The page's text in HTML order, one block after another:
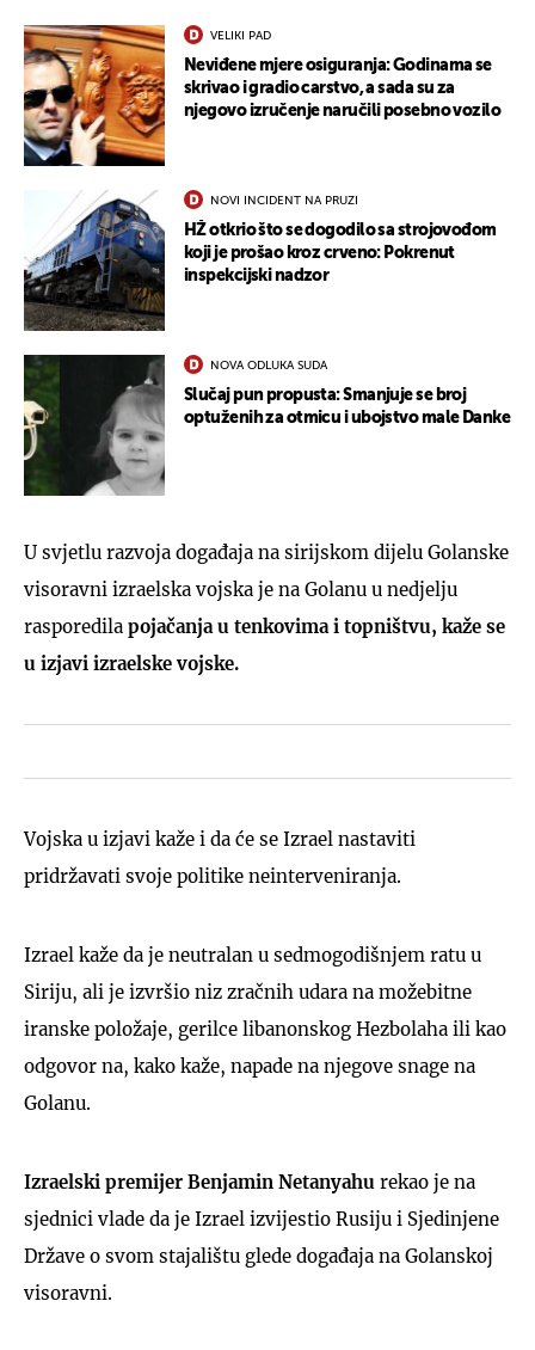
VELIKI PAD
Neviđene mjere osiguranja: Godinama se
skrivao i gradio carstvo, a sada su za
njegovo izručenje naručili posebno vozilo
NOVI INCIDENT NA PRUZI
HŽ otkrio što se dogodilo sa strojovođom
koji je prošao kroz crveno: Pokrenut
inspekcijski nadzor
NOVA ODLUKA SUDA
Slučaj pun propusta: Smanjuje se broj
optuženih za otmicu i ubojstvo male Danke
U svjetlu razvoja događaja na sirijskom dijelu Golanske
visoravni izraelska vojska je na Golanu u nedjelju
rasporedila pojačanja u tenkovima i topništvu, kaže se
u izjavi izraelske vojske.
Vojska u izjavi kaže i da će se Izrael nastaviti
pridržavati svoje politike neinterveniranja.
Izrael kaže da je neutralan u sedmogodišnjem ratu u
Siriju, ali je izvršio niz zračnih udara na možebitne
iranske položaje, gerilce libanonskog Hezbolaha ili kao
odgovor na, kako kaže, napade na njegove snage na
Golanu.
Izraelski premijer Benjamin Netanyahu rekao je na
sjednici vlade da je Izrael izvijestio Rusiju i Sjedinjene
Države o svom stajalištu glede događaja na Golanskoj
visoravni.